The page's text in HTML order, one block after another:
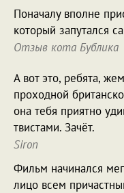
Поначалу вполне
который запутался
Отзыв кота Бублика
А вот это, ребята,
проходной
она тебя приятно
твистами. Зачёт.
Siron
Фильм начинался
лицо всем